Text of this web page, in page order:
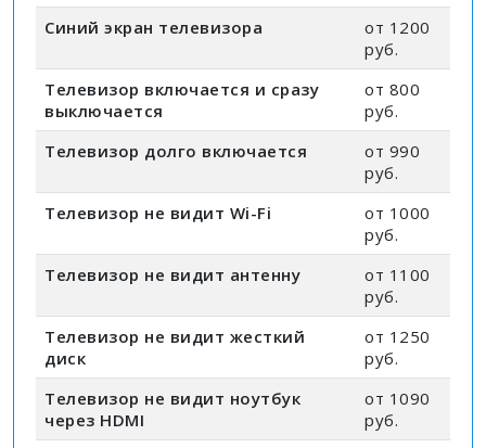
Синий экран телевизора
от 1200
руб.
Телевизор включается и сразу
выключается
от 800
руб.
Телевизор долго включается
от 990
руб.
Телевизор не видит Wi-Fi
от 1000
руб.
Телевизор не видит антенну
от 1100
руб.
Телевизор не видит жесткий
диск
от 1250
руб.
Телевизор не видит ноутбук
через HDMI
от 1090
руб.